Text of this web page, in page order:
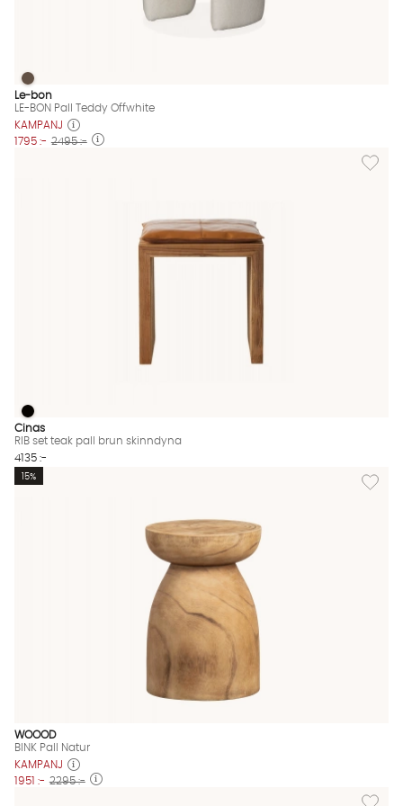
LE-BON Pall Teddy Offwhite Finns även i dessa färger:
LE-BON Pall Teddy Offwhite
Le-bon
LE-BON Pall Teddy Offwhite
KAMPANJ
1795 :- 2495 :-
Lägg
RIB set teak pall brun skinndyna Finns även i dessa färger:
RIB set teak pall brun skinndyna
Cinas
RIB set teak pall brun skinndyna
4135 :-
Lägg
15%
WOOOD
BINK Pall Natur
KAMPANJ
1951 :- 2295 :-
Lägg